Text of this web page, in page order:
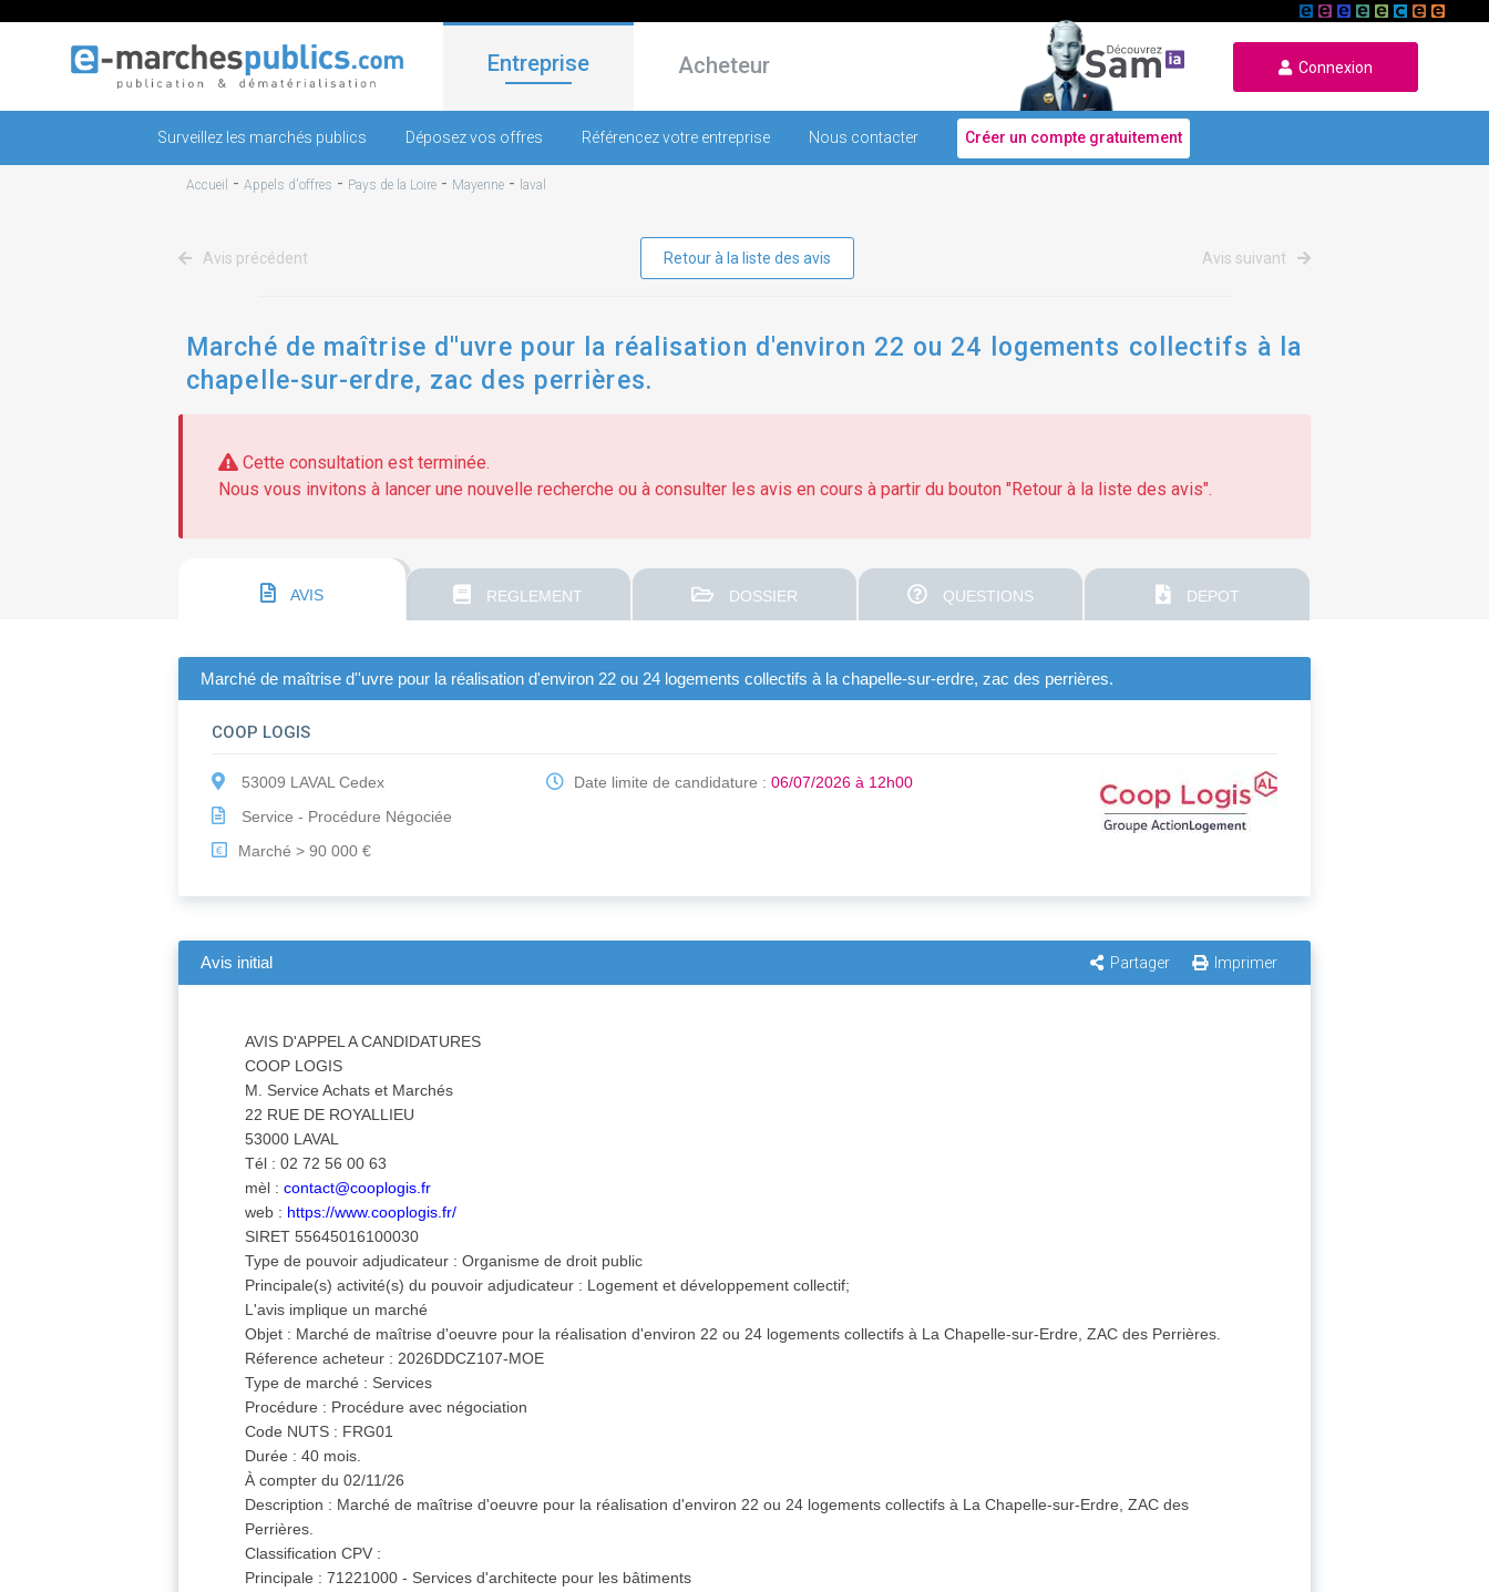
Entreprise Acheteur Connexion
Surveillez les marchés publics Déposez vos offres Référencez votre entreprise Nous contacter Créer un compte gratuitement
Accueil - Appels d'offres - Pays de la Loire - Mayenne - laval
Avis précédent Retour à la liste des avis Avis suivant
Marché de maîtrise d''uvre pour la réalisation d'environ 22 ou 24 logements collectifs à la
chapelle-sur-erdre, zac des perrières.
Cette consultation est terminée.
Nous vous invitons à lancer une nouvelle recherche ou à consulter les avis en cours à partir du bouton "Retour à la liste des avis".
AVIS REGLEMENT DOSSIER QUESTIONS DEPOT
Marché de maîtrise d''uvre pour la réalisation d'environ 22 ou 24 logements collectifs à la chapelle-sur-erdre, zac des perrières.
COOP LOGIS
53009 LAVAL Cedex
Service - Procédure Négociée
€ Marché > 90 000 €
Date limite de candidature : 06/07/2026 à 12h00
Avis initial Partager Imprimer
AVIS D'APPEL A CANDIDATURES
COOP LOGIS
M. Service Achats et Marchés
22 RUE DE ROYALLIEU
53000 LAVAL
Tél : 02 72 56 00 63
mèl :contact@cooplogis.fr
web : https://www.cooplogis.fr/
SIRET 55645016100030
Type de pouvoir adjudicateur : Organisme de droit public
Principale(s) activité(s) du pouvoir adjudicateur : Logement et développement collectif;
L'avis implique un marché
Objet : Marché de maîtrise d'oeuvre pour la réalisation d'environ 22 ou 24 logements collectifs à La Chapelle-sur-Erdre, ZAC des Perrières.
Réference acheteur : 2026DDCZ107-MOE
Type de marché : Services
Procédure : Procédure avec négociation
Code NUTS : FRG01
Durée : 40 mois.
À compter du 02/11/26
Description : Marché de maîtrise d'oeuvre pour la réalisation d'environ 22 ou 24 logements collectifs à La Chapelle-sur-Erdre, ZAC des
Perrières.
Classification CPV :
Principale : 71221000 - Services d'architecte pour les bâtiments